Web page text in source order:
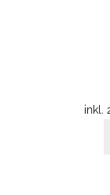
inkl.